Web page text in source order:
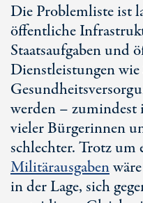
Die Problemliste ist
öffentliche
Staatsaufgaben und
Dienstleistungen
werden –
vieler Bürgerinnen
schlechter. Trotz um
Militärausgaben
in der Lage, sich